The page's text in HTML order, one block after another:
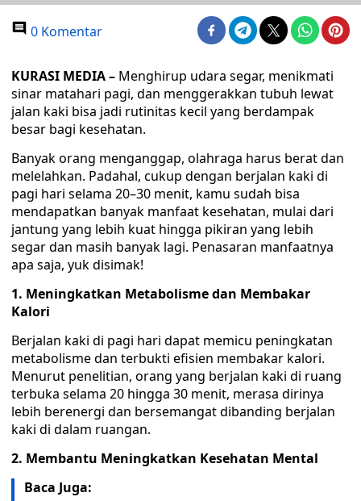
0 Komentar
KURASI MEDIA – Menghirup udara segar, menikmati
sinar matahari pagi, dan menggerakkan tubuh lewat
jalan kaki bisa jadi rutinitas kecil yang berdampak
besar bagi kesehatan.
Banyak orang menganggap, olahraga harus berat dan
melelahkan. Padahal, cukup dengan berjalan kaki di
pagi hari selama 20–30 menit, kamu sudah bisa
mendapatkan banyak manfaat kesehatan, mulai dari
jantung yang lebih kuat hingga pikiran yang lebih
segar dan masih banyak lagi. Penasaran manfaatnya
apa saja, yuk disimak!
1. Meningkatkan Metabolisme dan Membakar
Kalori
Berjalan kaki di pagi hari dapat memicu peningkatan
metabolisme dan terbukti efisien membakar kalori.
Menurut penelitian, orang yang berjalan kaki di ruang
terbuka selama 20 hingga 30 menit, merasa dirinya
lebih berenergi dan bersemangat dibanding berjalan
kaki di dalam ruangan.
2. Membantu Meningkatkan Kesehatan Mental
Baca Juga: